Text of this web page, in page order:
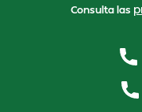
Consulta las